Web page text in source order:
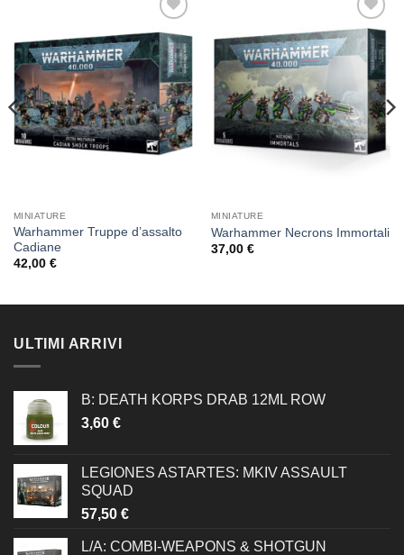
Aggiungi
alla lista
dei
desideri
MINIATURE
Warhammer Truppe d’assalto
Cadiane
42,00 €
Aggiungi
alla lista
dei
desideri
MINIATURE
Warhammer Necrons Immortali
37,00 €
ULTIMI ARRIVI
B: DEATH KORPS DRAB 12ML ROW
3,60 €
LEGIONES ASTARTES: MKIV ASSAULT
SQUAD
57,50 €
L/A: COMBI-WEAPONS & SHOTGUN